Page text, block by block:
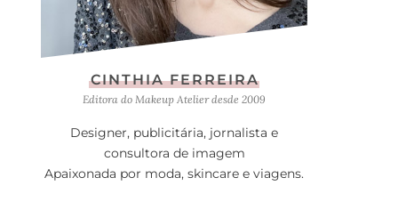
CINTHIA FERREIRA
Editora do Makeup Atelier desde 2009
Designer, publicitária, jornalista e
consultora de imagem
Apaixonada por moda, skincare e viagens.